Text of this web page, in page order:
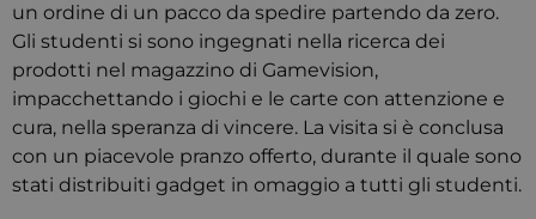
un ordine di un pacco da spedire partendo da zero.
Gli studenti si sono ingegnati nella ricerca dei
prodotti nel magazzino di Gamevision,
impacchettando i giochi e le carte con attenzione e
cura, nella speranza di vincere. La visita si è conclusa
con un piacevole pranzo offerto, durante il quale sono
stati distribuiti gadget in omaggio a tutti gli studenti.